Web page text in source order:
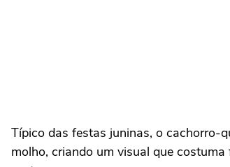
Típico das festas juninas, o cachorro-
molho, criando um visual que